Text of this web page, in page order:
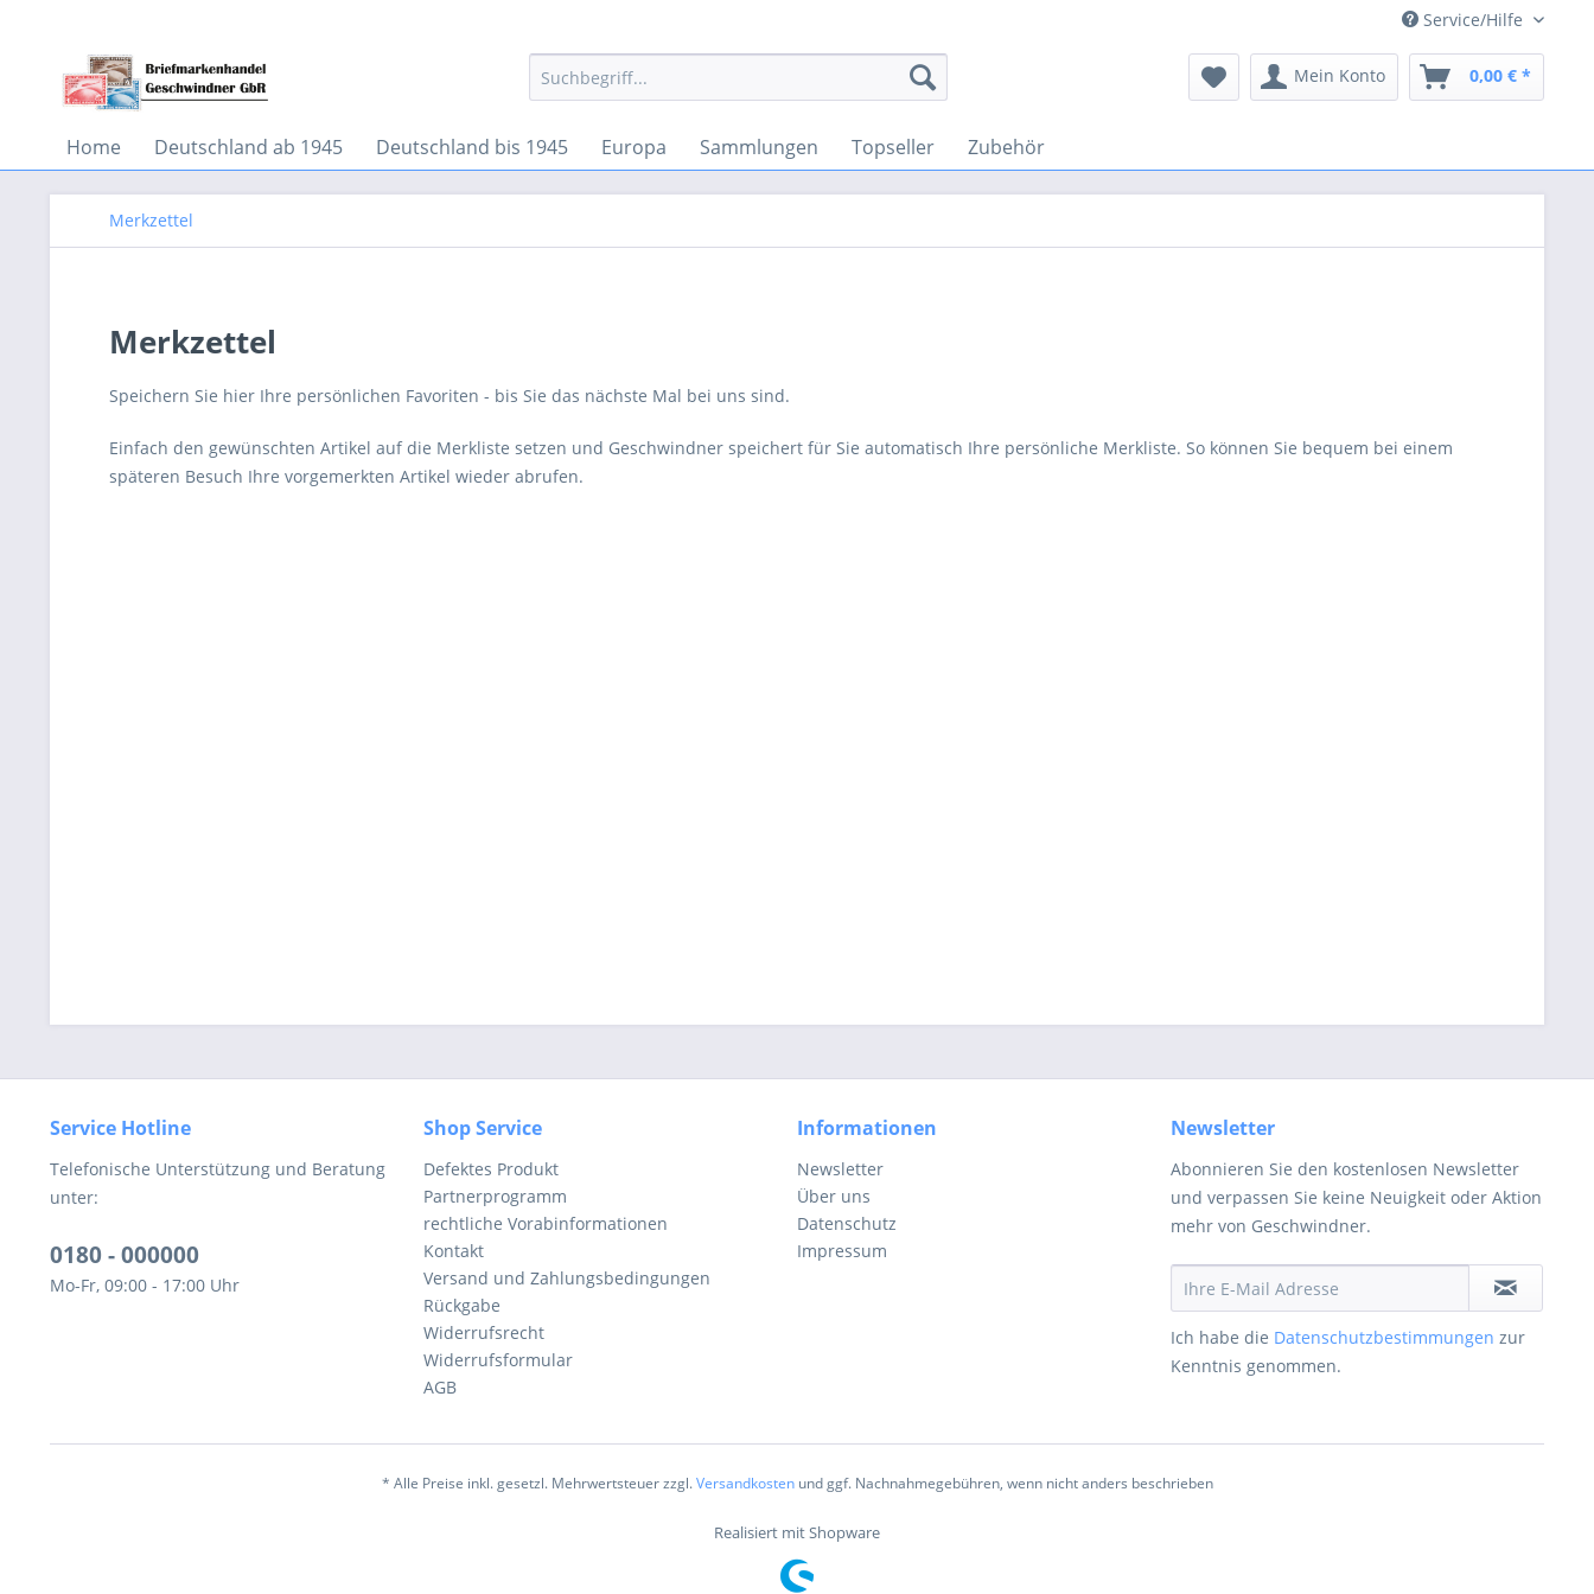
Service/Hilfe
Mein Konto 0,00 € *
Home Deutschland ab 1945 Deutschland bis 1945 Europa Sammlungen Topseller Zubehör
Merkzettel
Merkzettel
Speichern Sie hier Ihre persönlichen Favoriten - bis Sie das nächste Mal bei uns sind.
Einfach den gewünschten Artikel auf die Merkliste setzen und Geschwindner speichert für Sie automatisch Ihre persönliche Merkliste. So können Sie bequem bei einem
späteren Besuch Ihre vorgemerkten Artikel wieder abrufen.
Service Hotline
Telefonische Unterstützung und Beratung
unter:
0180 - 000000
Mo-Fr, 09:00 - 17:00 Uhr
Shop Service
Defektes Produkt
Partnerprogramm
rechtliche Vorabinformationen
Kontakt
Versand und Zahlungsbedingungen
Rückgabe
Widerrufsrecht
Widerrufsformular
AGB
Informationen
Newsletter
Über uns
Datenschutz
Impressum
Newsletter
Abonnieren Sie den kostenlosen Newsletter
und verpassen Sie keine Neuigkeit oder Aktion
mehr von Geschwindner.
Ich habe die Datenschutzbestimmungen zur
Kenntnis genommen.
* Alle Preise inkl. gesetzl. Mehrwertsteuer zzgl.Versandkostenund ggf. Nachnahmegebühren, wenn nicht anders beschrieben
Realisiert mit Shopware